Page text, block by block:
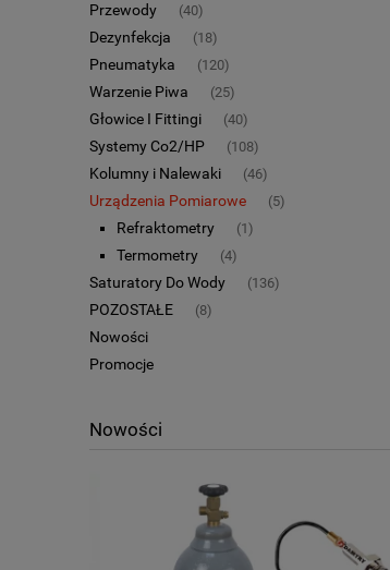
Przewody (40)
Dezynfekcja (18)
Pneumatyka (120)
Warzenie Piwa (25)
Głowice I Fittingi (40)
Systemy Co2/HP (108)
Kolumny i Nalewaki (46)
Urządzenia Pomiarowe (5)
Refraktometry (1)
Termometry (4)
Saturatory Do Wody (136)
POZOSTAŁE (8)
Nowości
Promocje
Nowości